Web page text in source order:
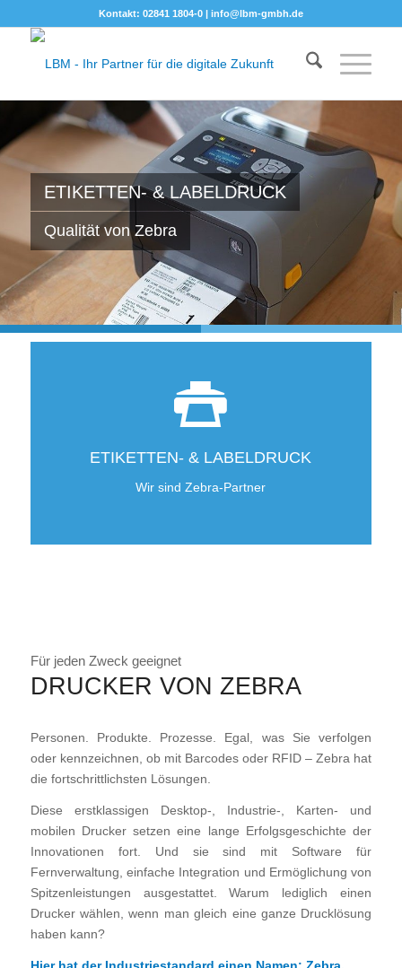
Kontakt: 02841 1804-0 | info@lbm-gmbh.de
ETIKETTEN- & LABELDRUCK
Qualität von Zebra
ETIKETTEN- & LABELDRUCK
Wir sind Zebra-Partner
Für jeden Zweck geeignet
DRUCKER VON ZEBRA
Personen. Produkte. Prozesse. Egal, was Sie verfolgen
oder kennzeichnen, ob mit Barcodes oder RFID – Zebra hat
die fortschrittlichsten Lösungen.
Diese erstklassigen Desktop-, Industrie-, Karten- und
mobilen Drucker setzen eine lange Erfolgsgeschichte der
Innovationen fort. Und sie sind mit Software für
Fernverwaltung, einfache Integration und Ermöglichung von
Spitzenleistungen ausgestattet. Warum lediglich einen
Drucker wählen, wenn man gleich eine ganze Drucklösung
haben kann?